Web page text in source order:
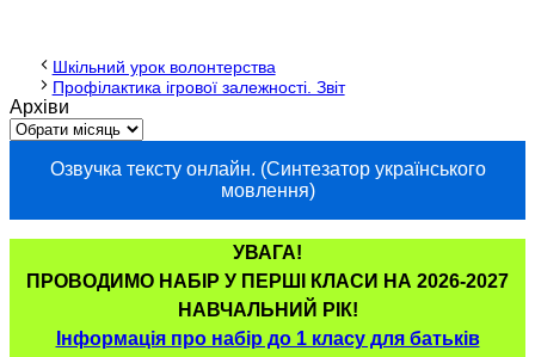
Шкільний урок волонтерства
Профілактика ігрової залежності. Звіт
Архіви
Озвучка тексту онлайн. (Синтезатор українського
мовлення)
УВАГА!
ПРОВОДИМО НАБІР У ПЕРШІ КЛАСИ НА 2026-2027
НАВЧАЛЬНИЙ РІК!
Інформація про набір до 1 класу для батьків